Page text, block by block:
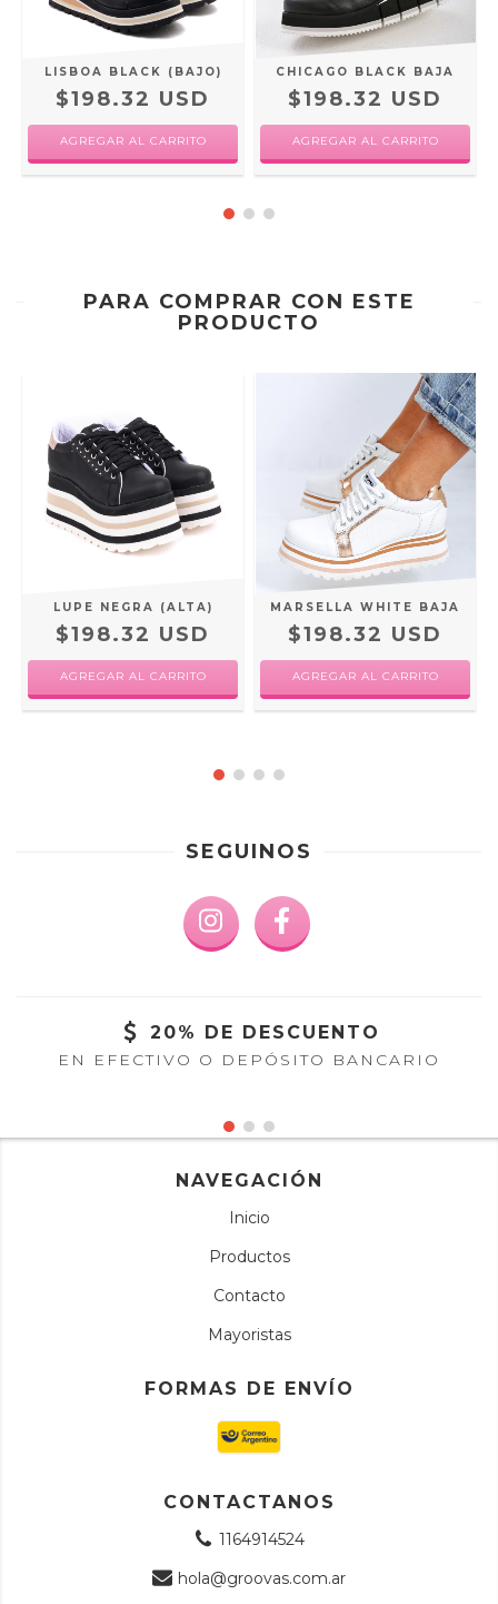
LISBOA BLACK (BAJO)
$198.32 USD
AGREGAR AL CARRITO
CHICAGO BLACK BAJA
$198.32 USD
AGREGAR AL CARRITO
PARA COMPRAR CON ESTE
PRODUCTO
LUPE NEGRA (ALTA)
$198.32 USD
AGREGAR AL CARRITO
MARSELLA WHITE BAJA
$198.32 USD
AGREGAR AL CARRITO
SEGUINOS
20% DE DESCUENTO
EN EFECTIVO O DEPÓSITO BANCARIO
NAVEGACIÓN
Inicio
Productos
Contacto
Mayoristas
FORMAS DE ENVÍO
CONTACTANOS
1164914524
hola@groovas.com.ar